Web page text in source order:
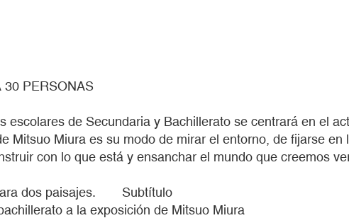
30 PERSONAS
escolares de Secundaria y Bachillerato se centrará en el
Mitsuo Miura es su modo de mirar el entorno, de fijarse
con lo que está y ensanchar el mundo que creemos
dos paisajes.
Subtítulo
a la exposición de Mitsuo Miura